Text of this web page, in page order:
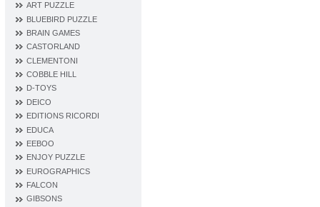
ART PUZZLE
BLUEBIRD PUZZLE
BRAIN GAMES
CASTORLAND
CLEMENTONI
COBBLE HILL
D‐TOYS
DEICO
EDITIONS RICORDI
EDUCA
EEBOO
ENJOY PUZZLE
EUROGRAPHICS
FALCON
GIBSONS